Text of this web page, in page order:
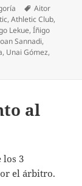
Etiquetas
Aitor
,Athletic Club,
Lekue,Íñigo
Sannadi,
, Unai Gómez,
al
los 3
el árbitro.